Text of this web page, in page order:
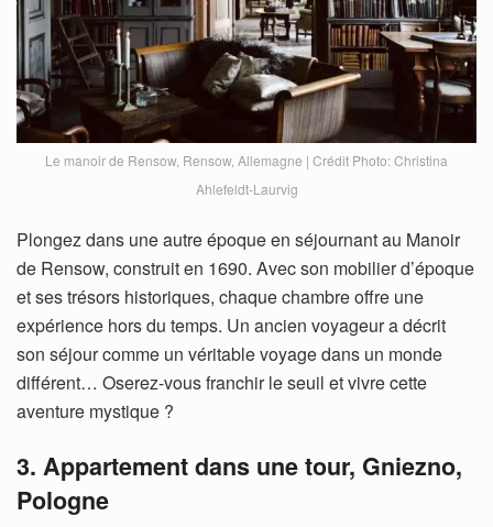
Le manoir de Rensow, Rensow, Allemagne | Crédit Photo: Christina
Ahlefeldt-Laurvig
Plongez dans une autre époque en séjournant au Manoir
de Rensow, construit en 1690. Avec son mobilier d’époque
et ses trésors historiques, chaque chambre offre une
expérience hors du temps. Un ancien voyageur a décrit
son séjour comme un véritable voyage dans un monde
différent… Oserez-vous franchir le seuil et vivre cette
aventure mystique ?
3. Appartement dans une tour, Gniezno,
Pologne